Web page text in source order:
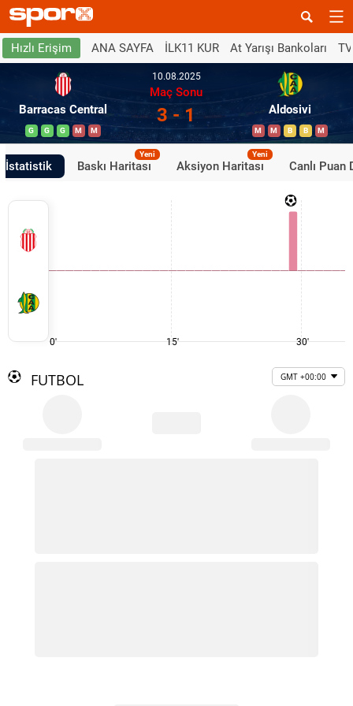
Hızlı Erişim ANA SAYFA İLK11 KUR At Yarışı Bankoları
Barracas Central
G G G M M
10.08.2025
Maç Sonu
3 - 1 Aldosivi
M M B B M
İstatistik Baskı Haritası
Yeni
Aksiyon Haritası
Yeni
Canlı Puan
0' 15' 30'
FUTBOL GMT +00:00